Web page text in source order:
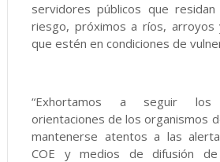
servidores públicos que
riesgo, próximos a ríos, arroyos
que estén en condiciones de
“Exhortamos a seguir los
orientaciones de los organismos
mantenerse atentos a las
COE y medios de difusión de